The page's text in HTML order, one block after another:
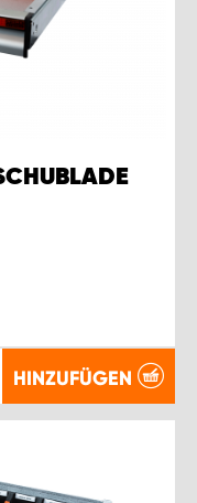
HINZUFÜGEN